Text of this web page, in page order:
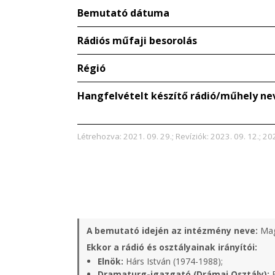
Bemutató dátuma
Rádiós műfaji besorolás
Régió
Hangfelvételt készítő rádió/műhely
Létrehozva: 2021. 09. 29.; Revíziók: 2023. 09. 12.;
A bemutató idején az intézmény neve:
Ekkor a rádió és osztályainak irányítói:
Elnök: Hárs István (1974-1988);